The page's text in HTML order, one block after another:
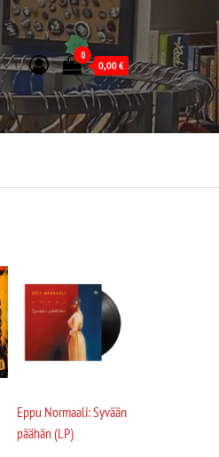
0
0,00€
Eppu Normaali: Syvään
päähän (LP)